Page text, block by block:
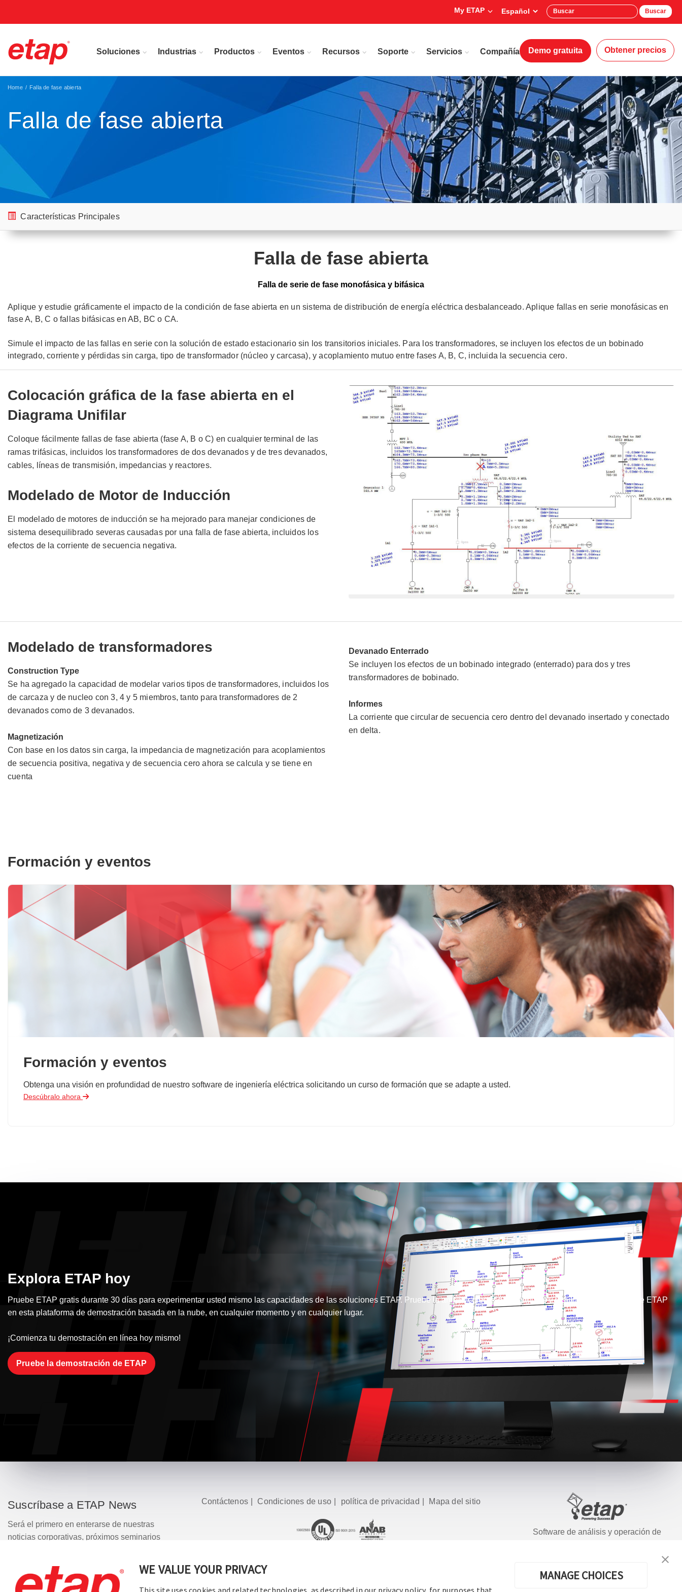
WE VALUE YOUR PRIVACY
This site uses cookies and related technologies, as described in our privacy policy, for purposes that
MANAGE CHOICES
My ETAP Buscar
Soluciones Industrias Productos Eventos Recursos Soporte Servicios Compañía Demo gratuita Obtener precios
Falla de fase abierta
Home Falla de fase abierta
Características Principales
Falla de fase abierta
Falla de serie de fase monofásica y bifásica
Aplique y estudie gráficamente el impacto de la condición de fase abierta en un sistema de distribución de energía eléctrica desbalanceado. Aplique fallas en serie monofásicas en
fase A, B, C o fallas bifásicas en AB, BC o CA.
Simule el impacto de las fallas en serie con la solución de estado estacionario sin los transitorios iniciales. Para los transformadores, se incluyen los efectos de un bobinado
integrado, corriente y pérdidas sin carga, tipo de transformador (núcleo y carcasa), y acoplamiento mutuo entre fases A, B, C, incluida la secuencia cero.
Colocación gráfica de la fase abierta en el
Diagrama Unifilar
Coloque fácilmente fallas de fase abierta (fase A, B o C) en cualquier terminal de las
ramas trifásicas, incluidos los transformadores de dos devanados y de tres devanados,
cables, líneas de transmisión, impedancias y reactores.
Modelado de Motor de Inducción
El modelado de motores de inducción se ha mejorado para manejar condiciones de
sistema desequilibrado severas causadas por una falla de fase abierta, incluidos los
efectos de la corriente de secuencia negativa.
Modelado de transformadores
Construction Type
Se ha agregado la capacidad de modelar varios tipos de transformadores, incluidos los
de carcaza y de nucleo con 3, 4 y 5 miembros, tanto para transformadores de 2
devanados como de 3 devanados.
Magnetización
Con base en los datos sin carga, la impedancia de magnetización para acoplamientos
de secuencia positiva, negativa y de secuencia cero ahora se calcula y se tiene en
cuenta
Devanado Enterrado
Se incluyen los efectos de un bobinado integrado (enterrado) para dos y tres
transformadores de bobinado.
Informes
La corriente que circular de secuencia cero dentro del devanado insertado y conectado
en delta.
Formación y eventos
Formación y eventos
Obtenga una visión en profundidad de nuestro software de ingeniería eléctrica solicitando un curso de formación que se adapte a usted.
Descúbralo ahora
Explora ETAP hoy
Pruebe ETAP gratis durante 30 días para experimentar usted mismo las capacidades de las soluciones ETAP. Pruebe la amplia colección de módulos y resultados de análisis de ETAP
en esta plataforma de demostración basada en la nube, en cualquier momento y en cualquier lugar.
¡Comienza tu demostración en línea hoy mismo!
Pruebe la demostración de ETAP
Suscríbase a ETAP News
Será el primero en enterarse de nuestras
noticias corporativas, próximos seminarios
mucho más.
Contáctenos Condiciones de uso política de privacidad Mapa del sitio
© 2016-2026 Operation Technology, Inc.
Software de análisis y operación de